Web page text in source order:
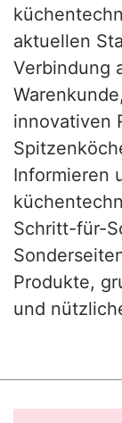
aktuellen
Verbindung
innovativen
Informieren
Schritt-für-
Produkte,
und